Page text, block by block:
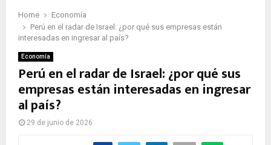
Home
Economía
Perú en el radar de Israel: ¿por qué sus empresas están
interesadas en ingresar al país?
Economía
Perú en el radar de Israel: ¿por qué sus
empresas están interesadas en ingresar
al país?
29 de junio de 2026